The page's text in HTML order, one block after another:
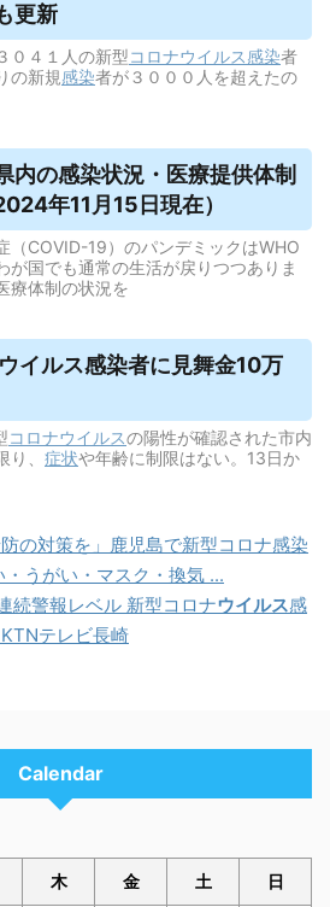
更新
０４１人の新型コロナウイルス感染者
の新規感染者が３０００人を超えたの
内の感染状況・医療提供体制
年11月15日現在）
（COVID-19）のパンデミックはWHO
が国でも通常の生活が戻りつつありま
療体制の状況を
ウイルス感染者に見舞金10万
コロナウイルスの陽性が確認された市内
、 症状や年齢に制限はない。13日か
防の対策を」鹿児島で新型コロナ感染
うがい・マスク・換気 ...
続警報レベル 新型コロナウイルス感
テレビ長崎
Calendar
木 金 土 日